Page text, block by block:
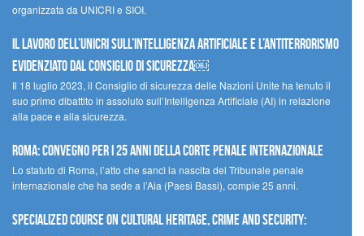
organizzata da UNICRI e SIOI.
Il lavoro dell’UNICRI sull’intelligenza artificiale e l’antiterrorismo
evidenziato dal Consiglio di Sicurezza￼
Il 18 luglio 2023, il Consiglio di sicurezza delle Nazioni Unite ha tenuto il
suo primo dibattito in assoluto sull’Intelligenza Artificiale (AI) in relazione
alla pace e alla sicurezza.
Roma: convegno per i 25 anni della Corte penale internazionale
Lo statuto di Roma, l’atto che sancì la nascita del Tribunale penale
internazionale che ha sede a l’Aia (Paesi Bassi), compie 25 anni.
Specialized Course on Cultural Heritage, Crime and Security: